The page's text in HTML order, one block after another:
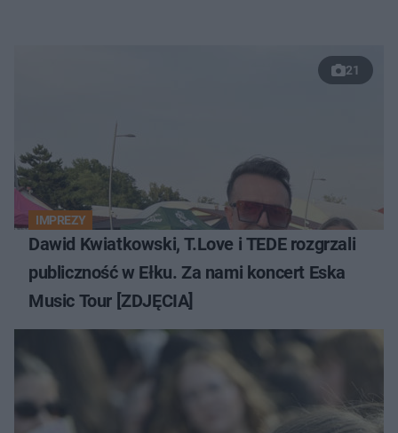
21
IMPREZY
Dawid Kwiatkowski, T.Love i TEDE rozgrzali
publiczność w Ełku. Za nami koncert Eska
Music Tour [ZDJĘCIA]